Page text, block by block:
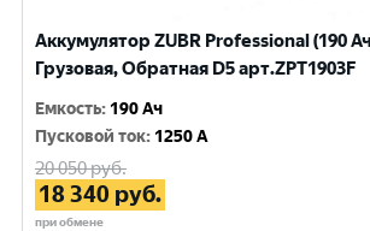
Аккумулятор ZUBR Professional (190
Грузовая, Обратная D5 арт.ZPT1903F
Емкость: 190 Ач
Пусковой ток: 1250 A
20 050руб.
18 340 руб.
при обмене